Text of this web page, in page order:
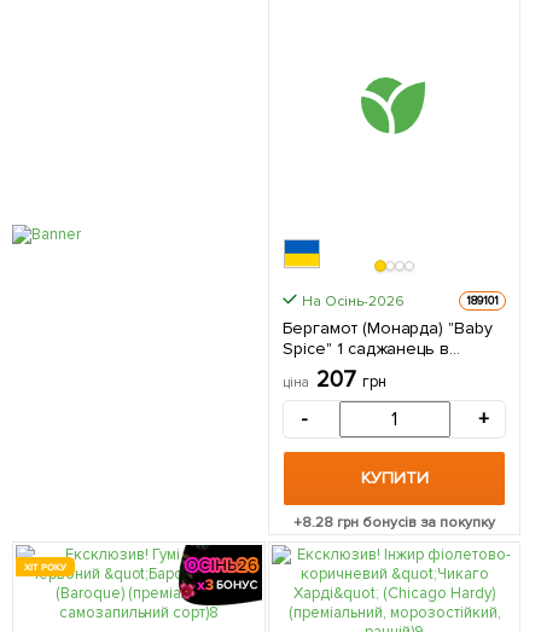
На Осінь-2026 189101
Бергамот (Монарда) "Baby
Spice" 1 саджанець в
упаковці
ціна 207 грн
- +
КУПИТИ
+8.28грн бонусів за покупку
ХІТ РОКУ